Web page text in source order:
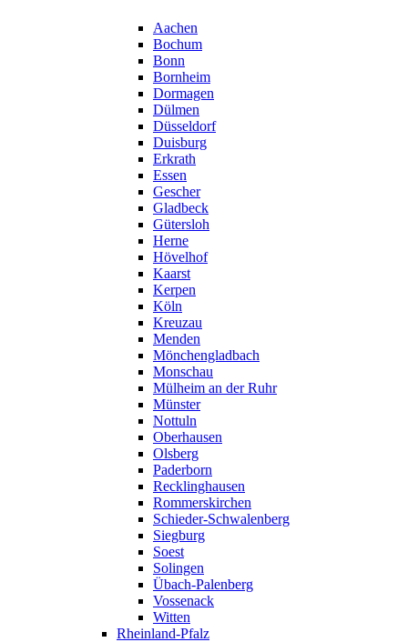
Aachen
Bochum
Bonn
Bornheim
Dormagen
Dülmen
Düsseldorf
Duisburg
Erkrath
Essen
Gescher
Gladbeck
Gütersloh
Herne
Hövelhof
Kaarst
Kerpen
Köln
Kreuzau
Menden
Mönchengladbach
Monschau
Mülheim an der Ruhr
Münster
Nottuln
Oberhausen
Olsberg
Paderborn
Recklinghausen
Rommerskirchen
Schieder-Schwalenberg
Siegburg
Soest
Solingen
Übach-Palenberg
Vossenack
Witten
Rheinland-Pfalz